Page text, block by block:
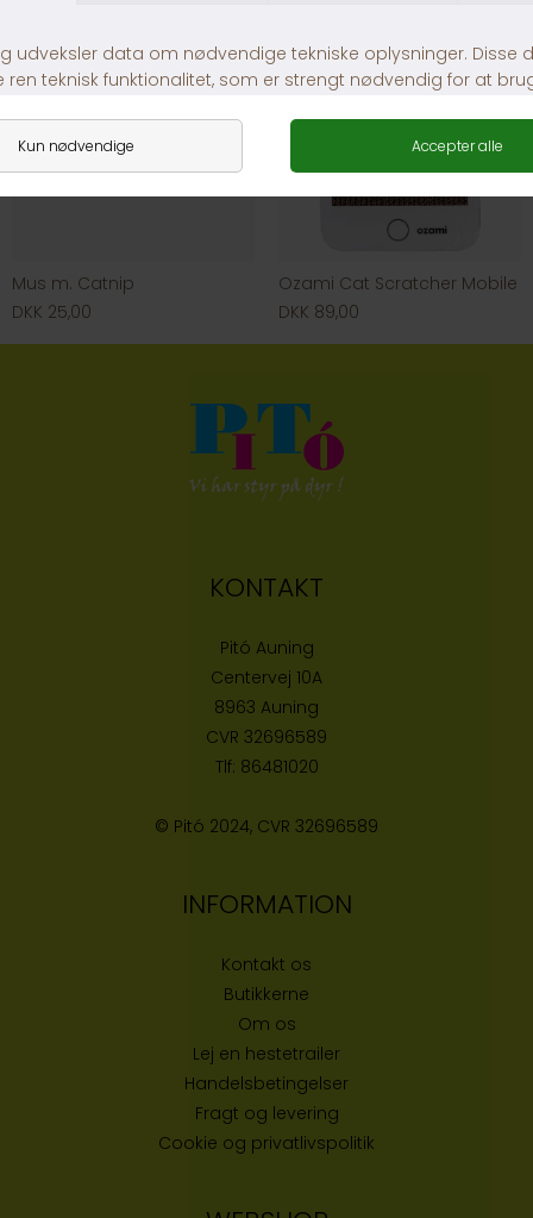
Mus m. Catnip
DKK 25,00
Ozami Cat Scratcher Mobile
DKK 89,00
KONTAKT
Pitó Auning
Centervej 10A
8963 Auning
CVR 32696589
Tlf: 86481020
© Pitó 2024, CVR 32696589
INFORMATION
Kontakt os
Butikkerne
Om os
Lej en hestetrailer
Handelsbetingelser
Fragt og levering
Cookie og privatlivspolitik